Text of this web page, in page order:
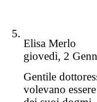
Elisa Merlo
giovedì, 2
Gentile
volevano